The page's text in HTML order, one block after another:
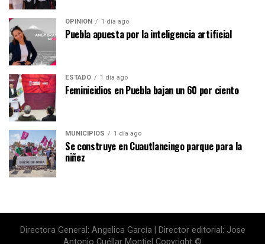
OPINIÓN 1 día ago
Puebla apuesta por la inteligencia artificial
ESTADO 1 día ago
Feminicidios en Puebla bajan un 60 por ciento
MUNICIPIOS 1 día ago
Se construye en Cuautlancingo parque para la
niñez
Directora General: Angelica García | Director editorial: Jose
Antonio Cuéllar Montiel Copyright ©